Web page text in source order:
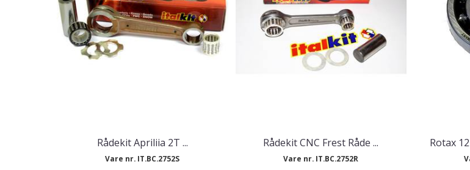
Rådekit Apriliia 2T ...
Vare nr. IT.BC.2752S
Rådekit CNC Frest Råde ...
Vare nr. IT.BC.2752R
Rotax